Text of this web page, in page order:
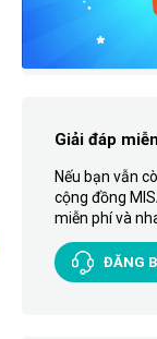
Giải đáp
Nếu bạn vẫn
cộng đồng
miễn phí và
ĐĂNG